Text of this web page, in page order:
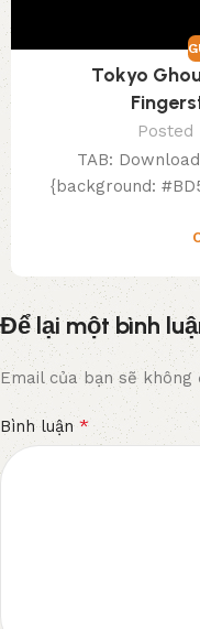
Tokyo
Posted
TAB:
{background:
Để lại một bình
Email của bạn sẽ
Bình luận *